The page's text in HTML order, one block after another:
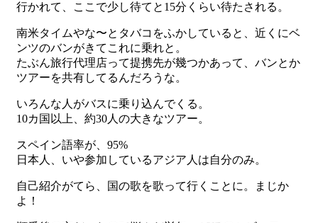
行かれて、ここで少し待てと15分くらい待たされる。
南米タイムやな〜とタバコをふかしていると、近くにベ
ンツのバンがきてこれに乗れと。
たぶん旅行代理店って提携先が幾つかあって、バンとか
ツアーを共有してるんだろうな。
いろんな人がバスに乗り込んでくる。
10カ国以上、約30人の大きなツアー。
スペイン語率が、95%
日本人、いや参加しているアジア人は自分のみ。
自己紹介がてら、国の歌を歌って行くことに。まじか
よ！